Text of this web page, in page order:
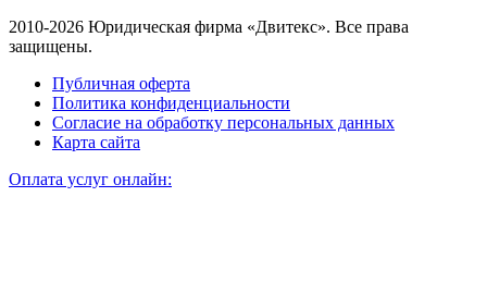
2010-2026 Юридическая фирма «Двитекс». Все права
защищены.
Публичная оферта
Политика конфиденциальности
Согласие на обработку персональных данных
Карта сайта
Оплата услуг онлайн: